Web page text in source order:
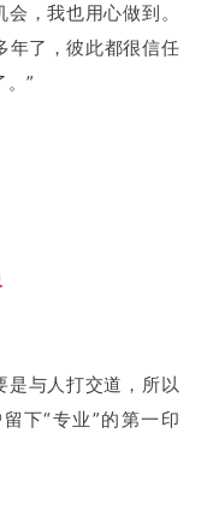
，我也用心做到。
年了，彼此都很信任
”
是与人打交道，所以
下“专业”的第一印